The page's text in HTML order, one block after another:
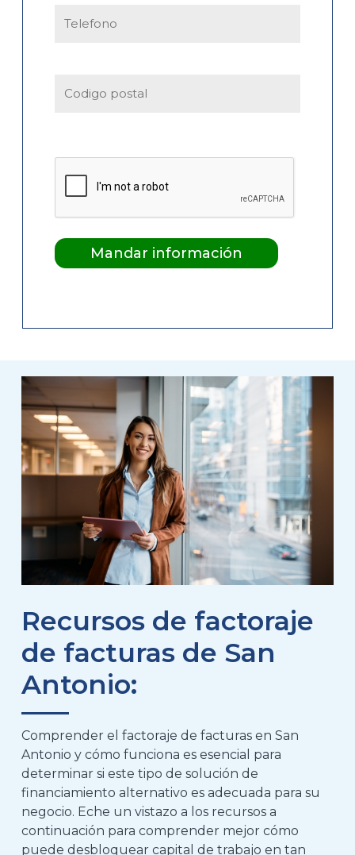
Recursos de factoraje
de facturas de San
Antonio:
Comprender el factoraje de facturas en San
Antonio y cómo funciona es esencial para
determinar si este tipo de solución de
financiamiento alternativo es adecuada para su
negocio. Eche un vistazo a los recursos a
continuación para comprender mejor cómo
puede desbloquear capital de trabajo en tan